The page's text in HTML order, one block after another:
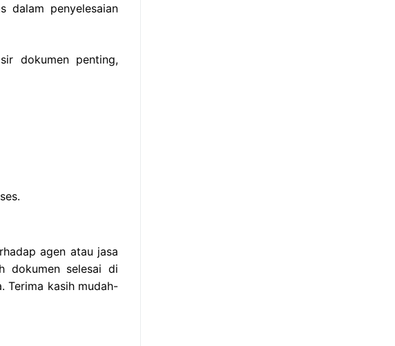
dalam penyelesaian
dokumen penting,
agen atau jasa
dokumen selesai di
Terima kasih mudah-